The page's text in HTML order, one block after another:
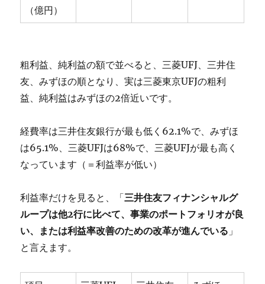
（億円）
粗利益、純利益の額で並べると、三菱UFJ、三井住
友、みずほの順となり、実は三菱東京UFJの粗利
益、純利益はみずほの2倍近いです。
経費率は三井住友銀行が最も低く62.1%で、みずほ
は65.1%、三菱UFJは68%で、三菱UFJが最も高く
なっています（＝利益率が低い）
利益率だけを見ると、「三井住友フィナンシャルグ
ループは他2行に比べて、事業のポートフォリオが良
い、または利益率改善のための改革が進んでいる 」
と言えます。